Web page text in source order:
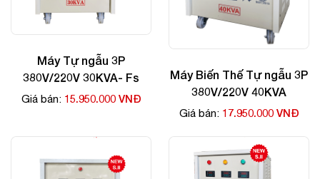
Máy Tự ngẫu 3P
380V/220V 30KVA- Fs
Giá bán: 15.950.000 VNĐ
Máy Biến Thế Tự ngẫu 3P
380V/220V 40KVA
Giá bán: 17.950.000 VNĐ